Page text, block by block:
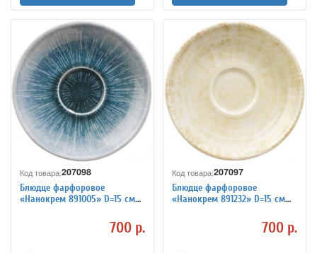
Код товара:207098
Блюдце фарфоровое
«Нанокрем 891005» D=15 см
700 р.
Код товара:207097
Блюдце фарфоровое
«Нанокрем 891232» D=15 см
700 р.